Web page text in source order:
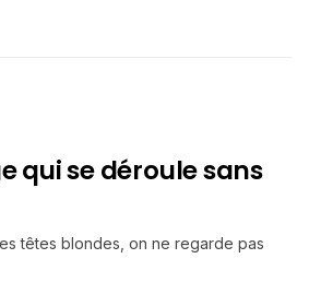
qui se déroule sans
têtes blondes, on ne regarde pas